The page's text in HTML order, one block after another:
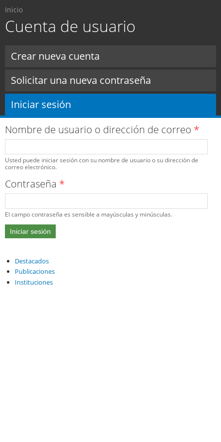
principal
Usted está aquí
Inicio
Cuenta de usuario
Crear nueva cuenta
Solicitar una nueva contraseña
Iniciar sesión
Nombre de usuario o dirección de correo *
Usted puede iniciar sesión con su nombre de usuario o su dirección de
correo electrónico.
Contraseña *
El campo contraseña es sensible a mayúsculas y minúsculas.
Destacados
Publicaciones
Instituciones